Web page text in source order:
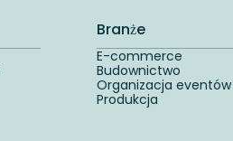
Branże
E-commerce
Budownictwo
Organizacja eventów
Produkcja